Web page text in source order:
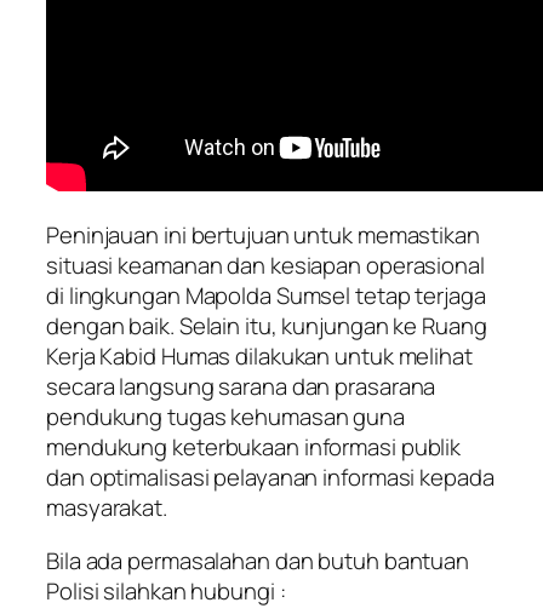
Peninjauan ini bertujuan untuk memastikan
situasi keamanan dan kesiapan operasional
di lingkungan Mapolda Sumsel tetap terjaga
dengan baik. Selain itu, kunjungan ke Ruang
Kerja Kabid Humas dilakukan untuk melihat
secara langsung sarana dan prasarana
pendukung tugas kehumasan guna
mendukung keterbukaan informasi publik
dan optimalisasi pelayanan informasi kepada
masyarakat.
Bila ada permasalahan dan butuh bantuan
Polisi silahkan hubungi :